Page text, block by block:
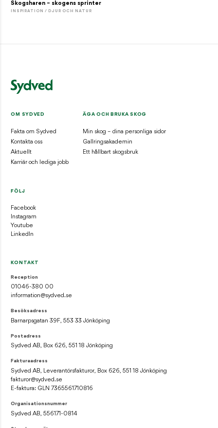
Skogsharen – skogens sprinter
INSPIRATION / DJUR OCH NATUR
OM SYDVED
Fakta om Sydved
Kontakta oss
Aktuellt
Karriär och lediga jobb
ÄGA OCH BRUKA SKOG
Min skog – dina personliga sidor
Gallringsakademin
Ett hållbart skogsbruk
FÖLJ
Facebook
Instagram
Youtube
LinkedIn
KONTAKT
Reception
01046-380 00
information@sydved.se
Besöksadress
Barnarpsgatan 39F, 553 33 Jönköping
Postadress
Sydved AB, Box 626, 551 18 Jönköping
Fakturaadress
Sydved AB, Leverantörsfakturor, Box 626, 551 18 Jönköping
fakturor@sydved.se
E-faktura: GLN 7365561710816
Organisationsnummer
Sydved AB, 556171-0814